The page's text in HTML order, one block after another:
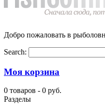
Добро пожаловать в
Search:
Моя корзина
0 товаров - 0 руб.
Разделы